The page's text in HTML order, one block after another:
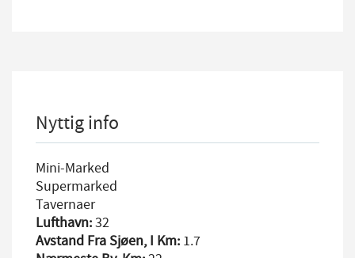
Nyttig info
Mini-Marked
Supermarked
Tavernaer
Lufthavn:32
Avstand Fra Sjøen, I Km: 1.7